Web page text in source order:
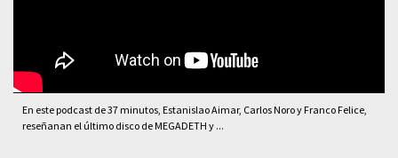
En este podcast de 37 minutos, Estanislao Aimar, Carlos Noro y Franco Felice,
reseñanan el último disco de MEGADETH y ...